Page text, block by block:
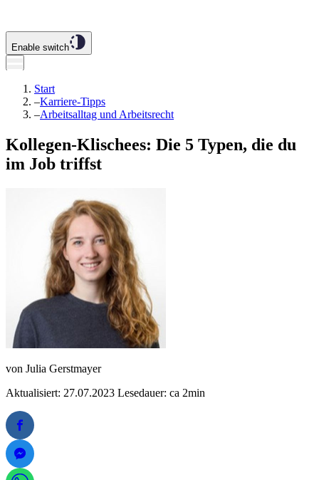
Enable switch
Start
–Karriere-Tipps
–Arbeitsalltag und Arbeitsrecht
Kollegen-Klischees: Die 5 Typen, die du
im Job triffst
von Julia Gerstmayer
Aktualisiert: 27.07.2023 Lesedauer: ca 2min